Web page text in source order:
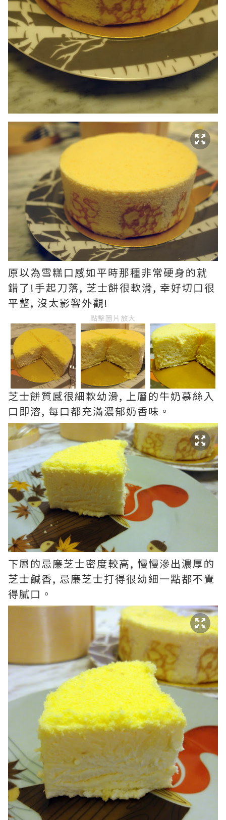
原以為雪糕口感如平時那種非常硬身的就
錯了!手起刀落, 芝士餅很軟滑, 幸好切口很
平整, 沒太影響外觀!
點擊圖片放大
芝士餅質感很細軟幼滑, 上層的牛奶慕絲入
口即溶, 每口都充滿濃郁奶香味。
下層的忌廉芝士密度較高, 慢慢滲出濃厚的
芝士鹹香, 忌廉芝士打得很幼細一點都不覺
得膩口。